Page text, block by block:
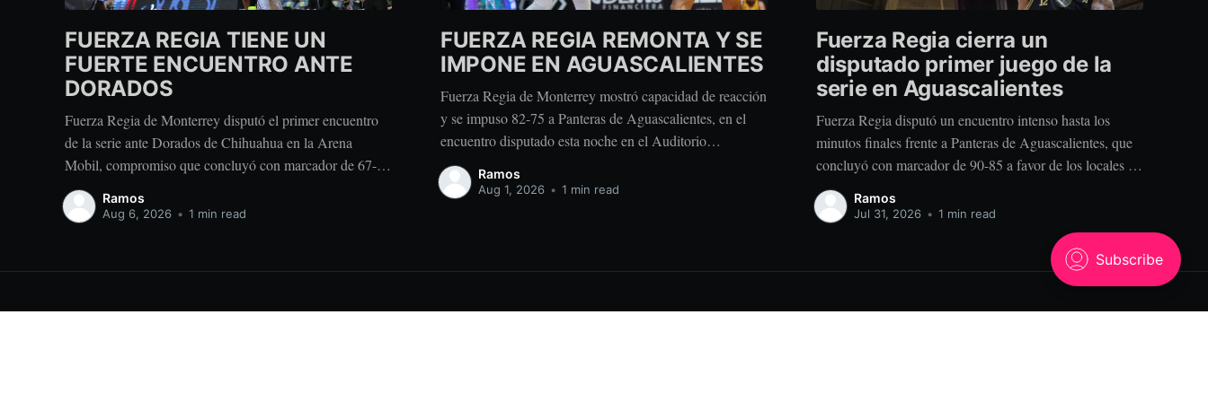
FUERZA REGIA TIENE UN
FUERTE ENCUENTRO ANTE
DORADOS
Fuerza Regia de Monterrey disputó el primer encuentro
de la serie ante Dorados de Chihuahua en la Arena
Mobil, compromiso que concluyó con marcador de 67-96
a favor del conjunto visitante. Dorados tomó ventaja
durante la primera mitad con parciales de 28-15 y 26-13.
Ramos
Aug 6, 2026 • 1 min read
FUERZA REGIA REMONTA Y SE
IMPONE EN AGUASCALIENTES
Fuerza Regia de Monterrey mostró capacidad de reacción
y se impuso 82-75 a Panteras de Aguascalientes, en el
encuentro disputado esta noche en el Auditorio
Hermanos Carreón. El conjunto regiomontano enfrentó
una desventaja de 15 puntos después del primer periodo,
Ramos
Aug 1, 2026 • 1 min read
Fuerza Regia cierra un
disputado primer juego de la
serie en Aguascalientes
Fuerza Regia disputó un encuentro intenso hasta los
minutos finales frente a Panteras de Aguascalientes, que
concluyó con marcador de 90-85 a favor de los locales en
el Auditorio Hermanos Carreón, dentro de la Temporada
2026 de la Liga Caliente.mx LNBP. El conjunto
Ramos
Jul 31, 2026 • 1 min read